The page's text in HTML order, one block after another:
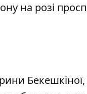
на розі
Бекешкіної